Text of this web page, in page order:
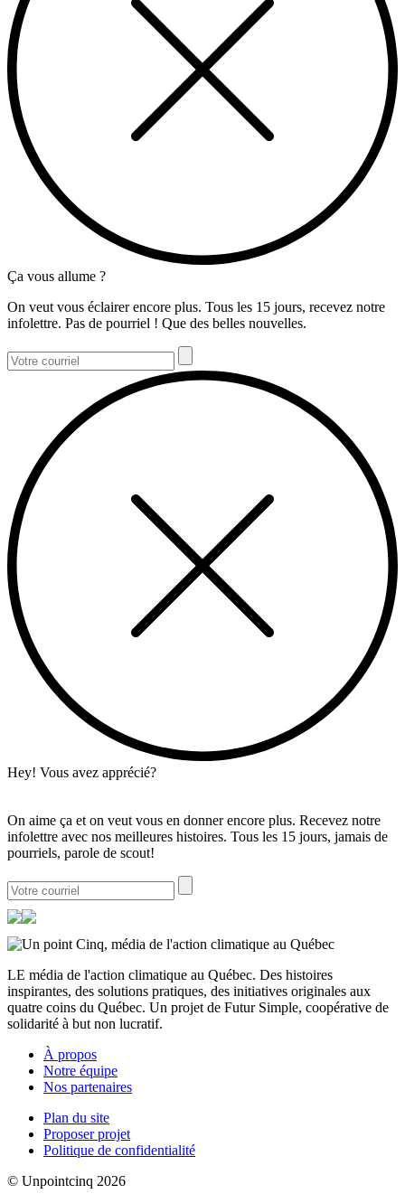
Ça vous allume ?
On veut vous éclairer encore plus. Tous les 15 jours, recevez notre
infolettre. Pas de pourriel ! Que des belles nouvelles.
Hey! Vous avez apprécié?
On aime ça et on veut vous en donner encore plus. Recevez notre
infolettre avec nos meilleures histoires. Tous les 15 jours, jamais de
pourriels, parole de scout!
LE média de l'action climatique au Québec. Des histoires
inspirantes, des solutions pratiques, des initiatives originales aux
quatre coins du Québec. Un projet de Futur Simple, coopérative de
solidarité à but non lucratif.
À propos
Notre équipe
Nos partenaires
Plan du site
Proposer projet
Politique de confidentialité
© Unpointcinq 2026